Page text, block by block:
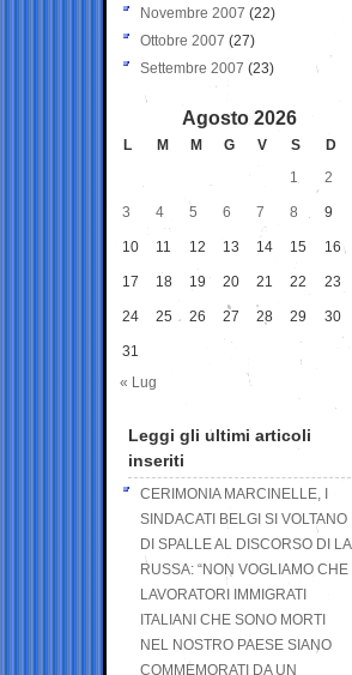
Novembre 2007 (22)
Ottobre 2007 (27)
Settembre 2007 (23)
Agosto 2026
L M M G V S
D
1
2
3 4 5 6 7 8 9
10 11 12 13 14 15 16
17 18 19 20 21 22 23
24 25 26 27 28 29 30
31
« Lug
Leggi gli ultimi articoli
inseriti
CERIMONIA MARCINELLE, I
SINDACATI BELGI SI VOLTANO
DI SPALLE AL DISCORSO DI LA
RUSSA: “NON VOGLIAMO CHE
LAVORATORI IMMIGRATI
ITALIANI CHE SONO MORTI
NEL NOSTRO PAESE SIANO
COMMEMORATI DA UN